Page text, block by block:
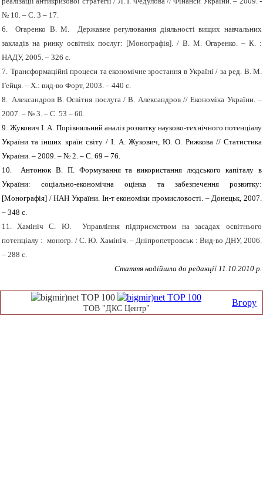
№ 10. – С. 3 – 17.
6.
Огаренко В. М. Державне регулювання діяльності вищих навчальних
закладів на ринку освітніх послуг: [Монографія]. / В. М. Огаренко. – К. :
НАДУ, 2005. – 326 с.
7. Трансформаційні процеси та економічне зростання в Україні / за ред. В. М.
Гейця. – Х.: вид-во Форт, 2003. – 440 с.
8. Александров В. Освітня послуга / В. Александров // Економіка України. –
2007. – № 3. – С. 53 – 60.
9. Жукович І. А. Порівняльний аналіз розвитку науково-технічного потенціалу
України та інших країн світу / І. А. Жукович, Ю. О. Рижкова // Статистика
України. – 2009. – № 2. – С. 69 – 76.
10.
Антонюк В. П. Формування та використання людського капіталу в
України: соціально-економічна оцінка та забезпечення розвитку:
[Монографія] / НАН України. Ін-т економіки промисловості. – Донецьк, 2007.
– 348 с.
11. Хамініч С. Ю. Управління підприємством на засадах освітнього
потенціалу : моногр. / С. Ю. Хамініч. – Дніпропетровськ : Вид-во ДНУ, 2006.
– 288 с.
Стаття надійшла до редакції 11.10.2010 р.
Вгору
ТОВ "ДКС Центр"